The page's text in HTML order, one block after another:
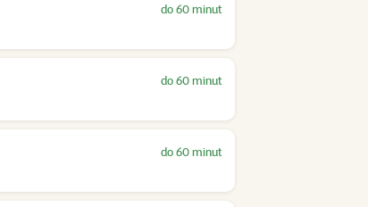
do 60 minut
do 60 minut
do 60 minut